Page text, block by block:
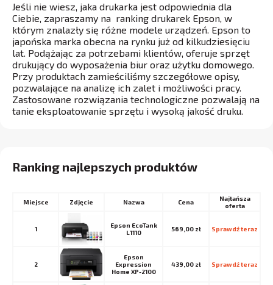
Jeśli nie wiesz, jaka drukarka jest odpowiednia dla
Ciebie, zapraszamy na ranking drukarek Epson, w
którym znalazły się różne modele urządzeń. Epson to
japońska marka obecna na rynku już od kilkudziesięciu
lat. Podążając za potrzebami klientów, oferuje sprzęt
drukujący do wyposażenia biur oraz użytku domowego.
Przy produktach zamieściliśmy szczegółowe opisy,
pozwalające na analizę ich zalet i możliwości pracy.
Zastosowane rozwiązania technologiczne pozwalają na
tanie eksploatowanie sprzętu i wysoką jakość druku.
Ranking najlepszych produktów
Miejsce Nazwa Cena
Najtańsza
oferta
1
Epson EcoTank
L1110
569,00 zł Sprawdź teraz
2
Epson
Expression
Home XP-2100
439,00 zł Sprawdź teraz